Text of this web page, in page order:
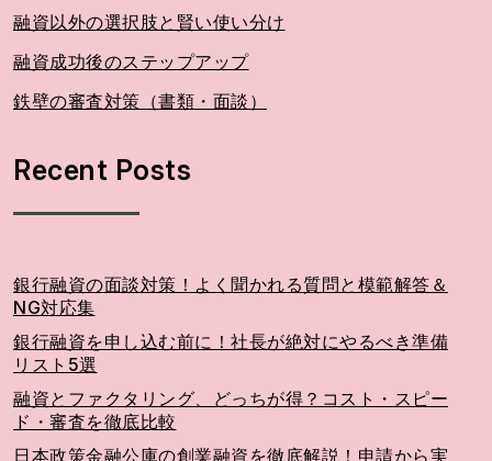
融資以外の選択肢と賢い使い分け
融資成功後のステップアップ
鉄壁の審査対策（書類・面談）
Recent Posts
銀行融資の面談対策！よく聞かれる質問と模範解答＆
NG対応集
銀行融資を申し込む前に！社長が絶対にやるべき準備
リスト5選
融資とファクタリング、どっちが得？コスト・スピー
ド・審査を徹底比較
日本政策金融公庫の創業融資を徹底解説！申請から実